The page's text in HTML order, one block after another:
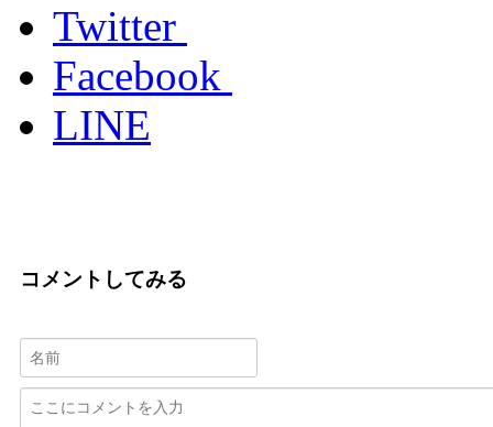
Twitter
Facebook
LINE
コメントしてみる